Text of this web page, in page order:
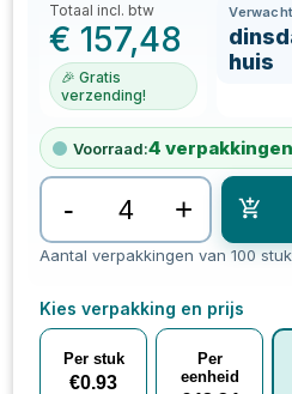
Totaal incl. btw
€ 157,48
🎉 Gratis
verzending!
huis
Voorraad:4 verpakkingen
- +
Aantal verpakkingen van 100
Kies verpakking en prijs
Per stuk
€0.93
Per
eenheid